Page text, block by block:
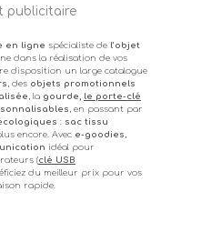
publicitaire
en ligne spécialiste de l’objet
dans la réalisation de vos
disposition un large catalogue
, des objets promotionnels
, la gourde, le porte-clé
, en passant par
: sac tissu
encore. Avec e-goodies ,
idéal pour
(clé USB
du meilleur prix pour vos
rapide.